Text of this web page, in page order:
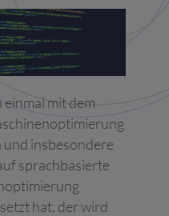
mit dem
und insbesondere
sprachbasierte
hat, der wird
von der Cookie-Erklärung
mehr darüber, wer
und wie wir
Domains zu: c4.team